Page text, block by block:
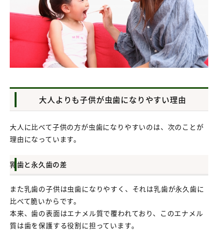
大人よりも子供が虫歯になりやすい理由
大人に比べて子供の方が虫歯になりやすいのは、次のことが
理由になっています。
乳歯と永久歯の差
また乳歯の子供は虫歯になりやすく、それは乳歯が永久歯に
比べて脆いからです。
本来、歯の表面はエナメル質で覆われており、このエナメル
質は歯を保護する役割に担っています。